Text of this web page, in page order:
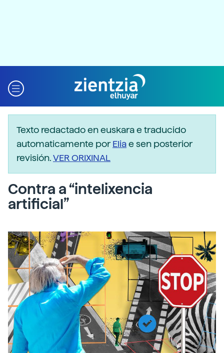
Texto redactado en euskara e traducido
automaticamente porEliae sen posterior
revisión.VER ORIXINAL
Contra a “intelixencia
artificial”